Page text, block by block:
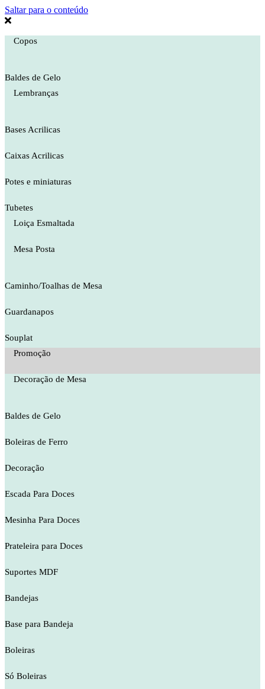
Saltar para o conteúdo
Copos
Baldes de Gelo
Lembranças
Bases Acrilicas
Caixas Acrilicas
Potes e miniaturas
Tubetes
Loiça Esmaltada
Mesa Posta
Caminho/Toalhas de Mesa
Guardanapos
Souplat
Promoção
Decoração de Mesa
Baldes de Gelo
Boleiras de Ferro
Decoração
Escada Para Doces
Mesinha Para Doces
Prateleira para Doces
Suportes MDF
Bandejas
Base para Bandeja
Boleiras
Só Boleiras